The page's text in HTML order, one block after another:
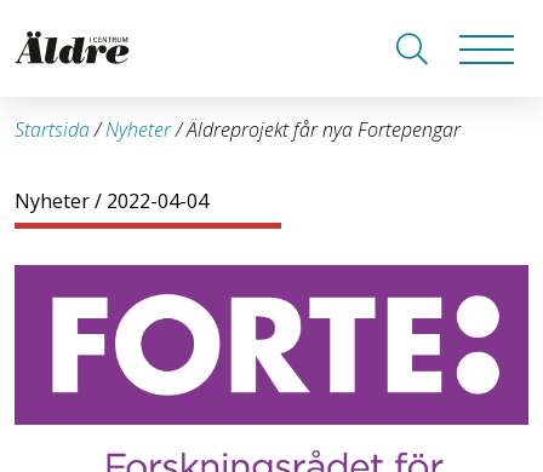
Startsida/Nyheter/Äldreprojekt får nya Fortepengar
Nyheter/ 2022-04-04